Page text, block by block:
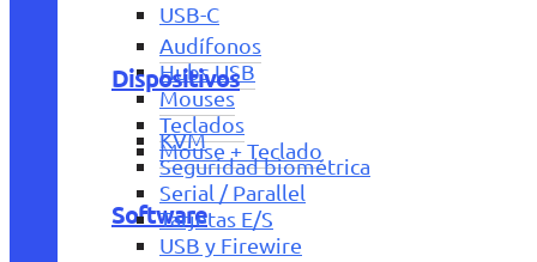
Audífonos
Hubs USB
Mouses
Teclados
Mouse + Teclado
Software
USB-C
Dispositivos
KVM
Seguridad biométrica
Serial / Parallel
Tarjetas E/S
USB y Firewire